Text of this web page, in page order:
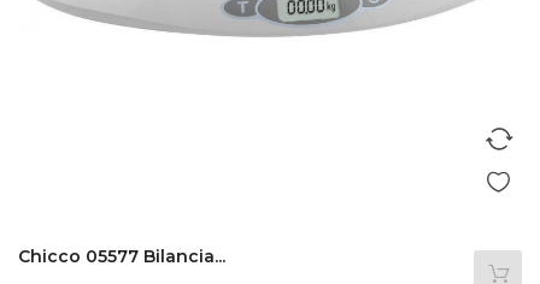
Chicco 05577 Bilancia...